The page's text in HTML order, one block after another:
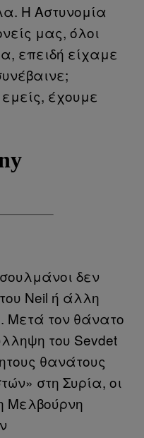
Η Αστυνομία
μας, όλοι
επειδή είχαμε
έχουμε
δεν
Neil ή άλλη
Μετά τον θάνατο
του Sevdet
θανάτους
στη Συρία, οι
Μελβούρνη